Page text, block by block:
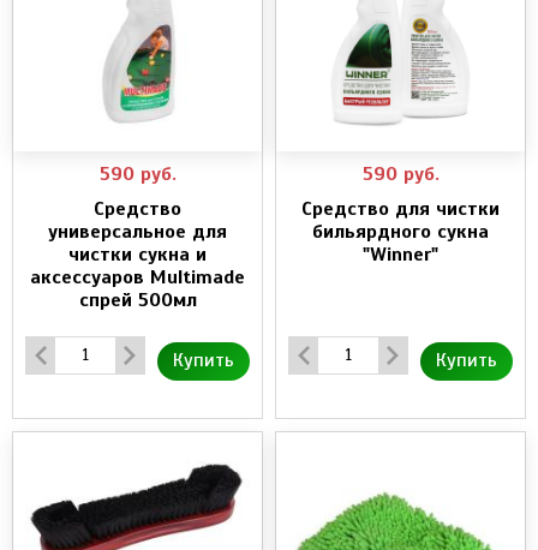
590 руб.
Средство
универсальное для
чистки сукна и
аксессуаров Multimade
спрей 500мл
Купить
590 руб.
Средство для чистки
бильярдного сукна
"Winner"
Купить